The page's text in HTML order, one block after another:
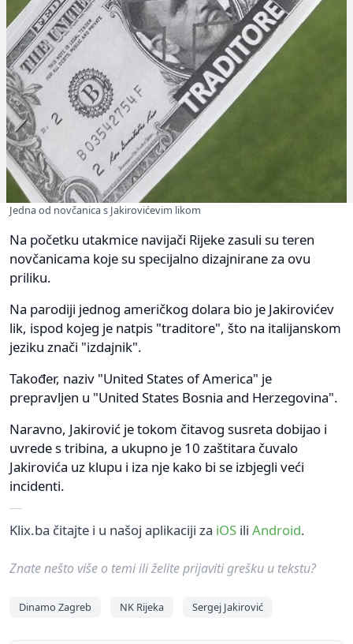
Jedna od novčanica s Jakirovićevim likom
Na početku utakmice navijači Rijeke zasuli su teren
novčanicama koje su specijalno dizajnirane za ovu
priliku.
Na parodiji jednog američkog dolara bio je Jakirovićev
lik, ispod kojeg je natpis "traditore", što na italijanskom
jeziku znači "izdajnik".
Također, naziv "United States of America" je
prepravljen u "United States Bosnia and Herzegovina".
Naravno, Jakirović je tokom čitavog susreta dobijao i
uvrede s tribina, a ukupno je 10 zaštitara čuvalo
Jakirovića uz klupu i iza nje kako bi se izbjegli veći
incidenti.
Klix.ba čitajte i u našoj aplikaciji za iOS ili Android.
Znate nešto više o temi ili želite prijaviti grešku u tekstu?
Dinamo Zagreb NK Rijeka Sergej Jakirović